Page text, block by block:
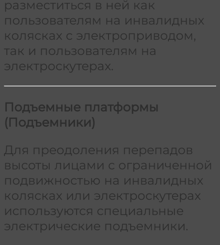
разместиться в ней как
пользователям на инвалидных
колясках с электроприводом,
так и пользователям на
электроскутерах.
Подъемные платформы
(Подъемники)
Для преодоления перепадов
высоты лицами с ограниченной
подвижностью на инвалидных
колясках или электроскутерах
используются специальные
электрические подъемники.